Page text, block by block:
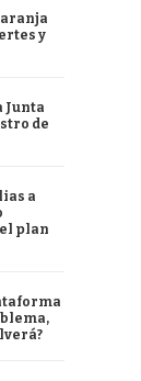
y
Junta
de
a
plan